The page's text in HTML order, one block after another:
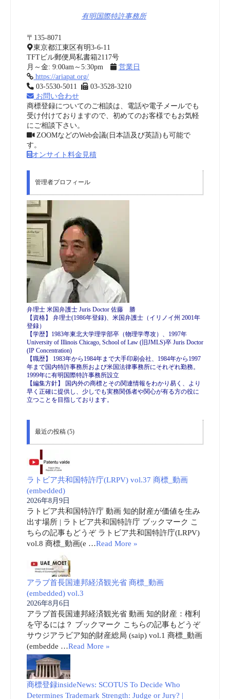
有明国際特許事務所
〒135-8071
東京都江東区有明3-6-11
TFTビル郵便局私書箱2117号
月～金: 9:00am～5:30pm
営業日
https://ariapat.org/
03-5530-5011
03-3528-3210
お問い合わせ
商標登録についてのご相談は、電話や電子メールでも
受け付けておりますので、初めてのお客様でもお気軽
にご相談下さい。
ZOOMなどのWeb会議(日本語及び英語)も可能で
す。
オンサイト料金見積
管理者プロフィール
弁理士 米国弁護士 Juris Doctor 佐藤 勝
【資格】 弁理士(1986年登録)、米国弁護士（イリノイ州 2001年
登録）
【学歴】1983年東北大学理学部卒（物理学専攻）、1997年
University of Illinois Chicago, School of Law (旧JMLS)卒 Juris Doctor
(IP Concentration)
【職歴】 1983年から1984年まで大手印刷会社、1984年から1997
年まで国内特許事務所および米国法律事務所にそれぞれ勤務。
1999年に有明国際特許事務所設立
【編集方針】 国内外の商標とその関連情報をわかり易く、より
早く正確に提供し、少しでも実務関係者や関心が有る方の役に
立つことを目指しております。
最近の投稿 (5)
ラトビア共和国特許庁(LRPV) vol.37 商標_動画
(embedded)
2026年8月9日
ラトビア共和国特許庁 動画 知的財産が価値を生み
出す場所 | ラトビア共和国特許庁 ブックマーク こ
ちらの記事もどうぞ ラトビア共和国特許庁(LRPV)
vol.8 商標_動画(e …Read More »
アラブ首長国連邦経済観光省 商標_動画
(embedded) vol.3
2026年8月6日
アラブ首長国連邦経済観光省 動画 知的財産：権利
を守るには？ ブックマーク こちらの記事もどうぞ
サウジアラビア知的財産総局 (saip) vol.1 商標_動画
(embedde …Read More »
商標登録insideNews: SCOTUS To Decide Who
Determines Trademark Strength: Judge or Jury? |